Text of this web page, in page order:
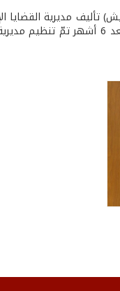
الرقم 3771 تاريخ 22/1/1981 (مرسوم تنظيم
ثم ألغيت مديرية الرقابة الإدارية، وأنشئت في التاريخ نفسه مديرية